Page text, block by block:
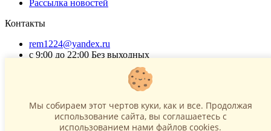
Рассылка новостей
Контакты
rem1224@yandex.ru
с 9:00 до 22:00 Без выходных
Г. Москва ул. Коровинское шоссе 35 стр 2
ОГРНИП 318502900040868
(с) 2015 - 2026 “SharLime”, копирование контента запрещено и
Мы собираем этот чертов куки, как и все. Продолжая
использование сайта, вы соглашаетесь c
использованием нами файлов cookies.